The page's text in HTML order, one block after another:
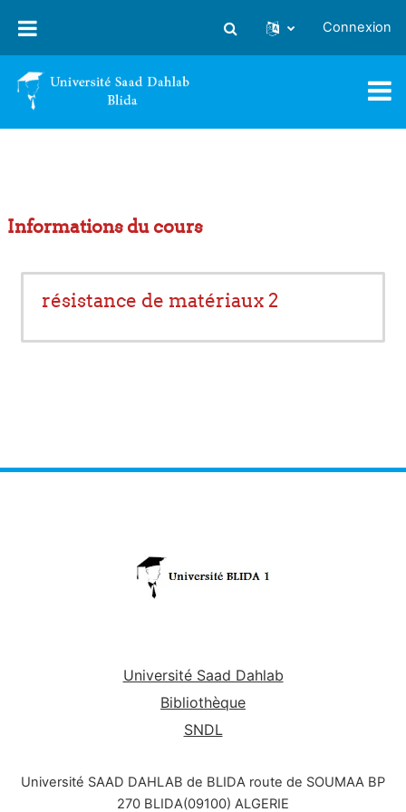
Activer/désactiver la saisie
Connexion
Informations du cours
résistance de matériaux 2
Université Saad Dahlab
Bibliothèque
SNDL
Université SAAD DAHLAB de BLIDA route de SOUMAA BP
270 BLIDA(09100) ALGERIE